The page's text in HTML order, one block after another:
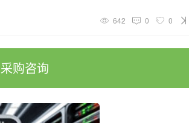
642 0 0
购咨询